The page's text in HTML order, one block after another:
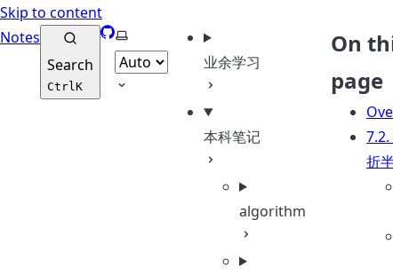
Skip to content
Notes
Search
CtrlK
GitHub
Select theme
业余学习
本科笔记
algorithm
On
page
折